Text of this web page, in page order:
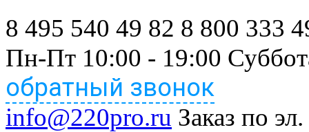
8 495 540 49 82 8 800 333
Пн-Пт 10:00 - 19:00
обратный звонок
info@220pro.ru Заказ по